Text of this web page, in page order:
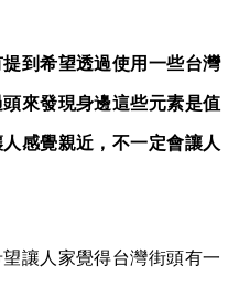
到希望透過使用一些台灣
來發現身邊這些元素是值
感覺親近，不一定會讓人
讓人家覺得台灣街頭有一